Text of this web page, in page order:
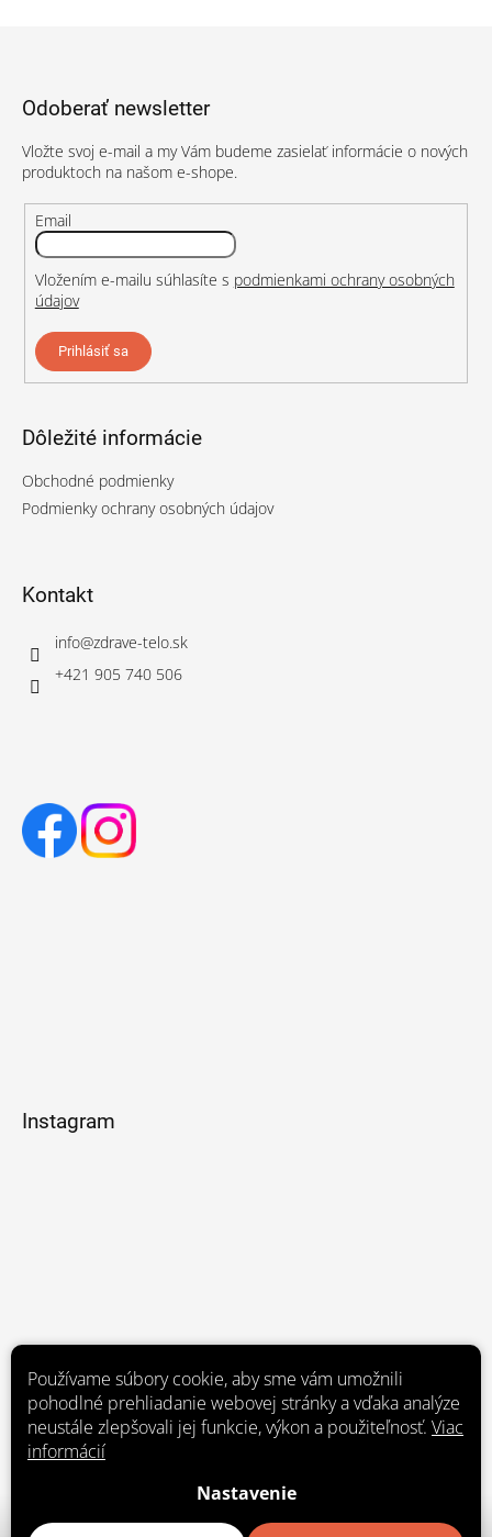
Používame súbory cookie, aby sme vám umožnili
pohodlné prehliadanie webovej stránky a vďaka analýze
neustále zlepšovali jej funkcie, výkon a použiteľnosť. Viac
informácií
Nastavenie
Odoberať newsletter
Vložte svoj e-mail a my Vám budeme zasielať informácie o nových
produktoch na našom e-shope.
Email
Vložením e-mailu súhlasíte s podmienkami ochrany osobných
údajov
Prihlásiť sa
Dôležité informácie
Obchodné podmienky
Podmienky ochrany osobných údajov
Kontakt
info@zdrave-telo.sk
+421 905 740 506
Instagram